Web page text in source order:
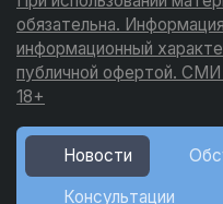
обязательна.
информационный
публичной офертой.
18+
Новости
Консультации